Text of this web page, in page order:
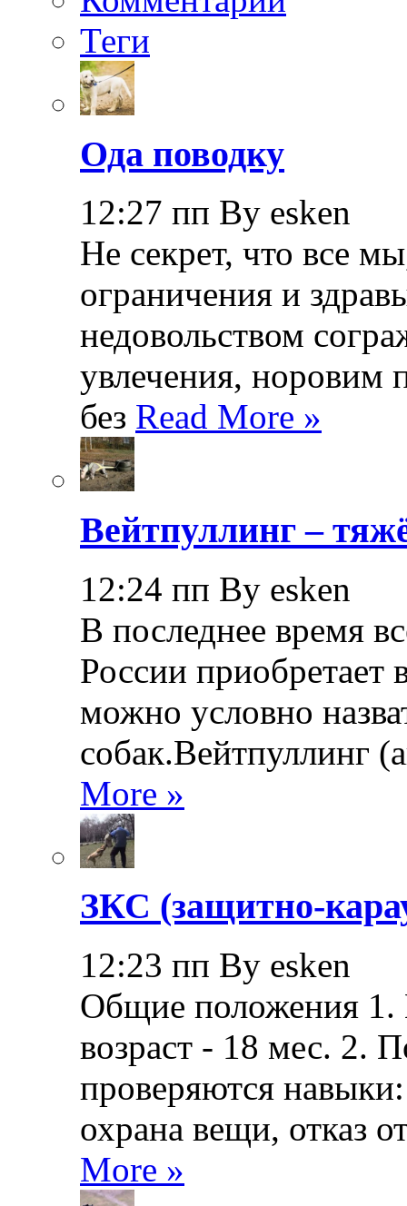
Теги
Ода поводку
12:27 пп By esken
Не секрет, что все
ограничения и
недовольством
увлечения, норовим
без Read More »
Вейтпуллинг –
12:24 пп By esken
В последнее время
России приобретает
можно условно
собак.Вейтпуллинг
More »
ЗКС (защитно-
12:23 пп By esken
Общие положения
возраст - 18 мес. 2.
проверяются
охрана вещи, отказ
More »